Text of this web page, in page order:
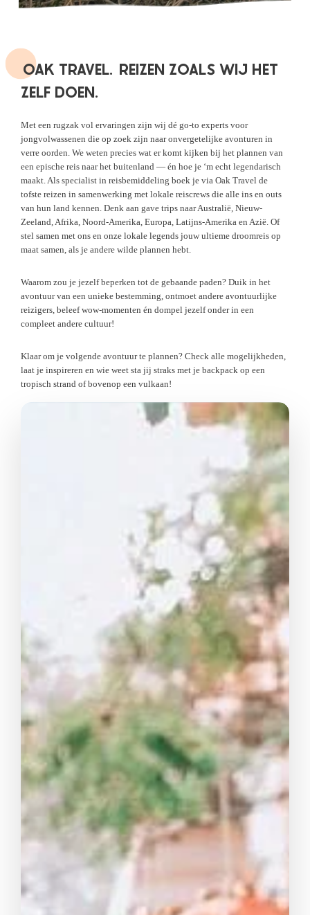
OAK TRAVEL. REIZEN ZOALS WIJ HET
ZELF DOEN.
Met een rugzak vol ervaringen zijn wij dé go-to experts voor
jongvolwassenen die op zoek zijn naar onvergetelijke avonturen in
verre oorden. We weten precies wat er komt kijken bij het plannen van
een epische reis naar het buitenland — én hoe je ‘m echt legendarisch
maakt. Als specialist in reisbemiddeling boek je via Oak Travel de
tofste reizen in samenwerking met lokale reiscrews die alle ins en outs
van hun land kennen. Denk aan gave trips naar Australië, Nieuw-
Zeeland, Afrika, Noord-Amerika, Europa, Latijns-Amerika en Azië. Of
stel samen met ons en onze lokale legends jouw ultieme droomreis op
maat samen, als je andere wilde plannen hebt.
Waarom zou je jezelf beperken tot de gebaande paden? Duik in het
avontuur van een unieke bestemming, ontmoet andere avontuurlijke
reizigers, beleef wow-momenten én dompel jezelf onder in een
compleet andere cultuur!
Klaar om je volgende avontuur te plannen? Check alle mogelijkheden,
laat je inspireren en wie weet sta jij straks met je backpack op een
tropisch strand of bovenop een vulkaan!